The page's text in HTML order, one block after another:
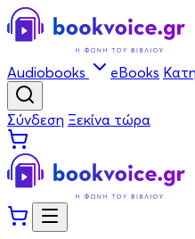
Audiobooks eBooks
Σύνδεση Ξεκίνα τώρα